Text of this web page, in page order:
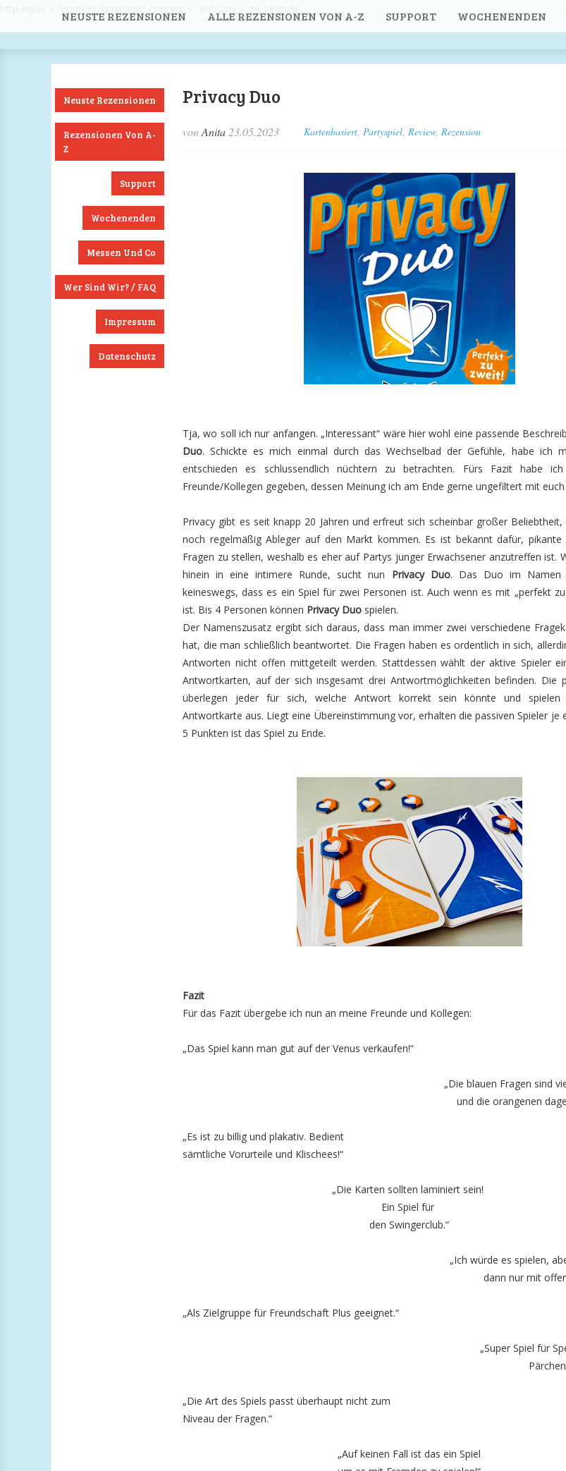
NEUSTE REZENSIONEN ALLE REZENSIONEN VON A-Z SUPPORT WOCHENENDEN
Neuste Rezensionen
Rezensionen Von A-
Z
Support
Wochenenden
Messen Und Co
Wer Sind Wir? / FAQ
Impressum
Datenschutz
Privacy Duo
vonAnita 23.05.2023 Kartenbasiert, Partyspiel, Review, Rezension
Tja, wo soll ich nur anfangen. „Interessant“ wäre hier wohl eine passende
Duo. Schickte es mich einmal durch das Wechselbad der Gefühle, habe ich
entschieden es schlussendlich nüchtern zu betrachten. Fürs Fazit habe
Freunde/Kollegen gegeben, dessen Meinung ich am Ende gerne ungefiltert mit
Privacy gibt es seit knapp 20 Jahren und erfreut sich scheinbar großer
noch regelmäßig Ableger auf den Markt kommen. Es ist bekannt dafür, pikante
Fragen zu stellen, weshalb es eher auf Partys junger Erwachsener anzutreffen ist.
hinein in eine intimere Runde, sucht nun Privacy Duo. Das Duo im Namen
keineswegs, dass es ein Spiel für zwei Personen ist. Auch wenn es mit „perfekt
ist. Bis 4 Personen können Privacy Duo spielen.
Der Namenszusatz ergibt sich daraus, dass man immer zwei verschiedene
hat, die man schließlich beantwortet. Die Fragen haben es ordentlich in sich,
Antworten nicht offen mittgeteilt werden. Stattdessen wählt der aktive Spieler
Antwortkarten, auf der sich insgesamt drei Antwortmöglichkeiten befinden. Die
überlegen jeder für sich, welche Antwort korrekt sein könnte und spielen
Antwortkarte aus. Liegt eine Übereinstimmung vor, erhalten die passiven Spieler je
5 Punkten ist das Spiel zu Ende.
Fazit
Für das Fazit übergebe ich nun an meine Freunde und Kollegen:
„Das Spiel kann man gut auf der Venus verkaufen!“
„Die blauen Fragen sind
und die orangenen
„Es ist zu billig und plakativ. Bedient
sämtliche Vorurteile und Klischees!“
„Die Karten sollten laminiert sein!
Ein Spiel für
den Swingerclub.“
„Ich würde es spielen,
dann nur mit
„Als Zielgruppe für Freundschaft Plus geeignet.“
„Super Spiel für
„Die Art des Spiels passt überhaupt nicht zum
Niveau der Fragen.“
„Auf keinen Fall ist das ein Spiel
Instagram